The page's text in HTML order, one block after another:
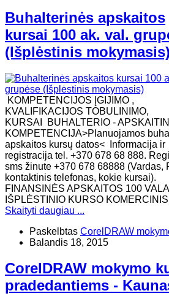
Buhalterinės apskaitos
kursai 100 ak. val.
(Išplėstinis mokymasis)
KOMPETENCIJOS ĮGIJIMO ,
KVALIFIKACIJOS TOBULINIMO,
KURSAI BUHALTERIO -
KOMPETENCIJA>Planuojamos
apskaitos kursų datos< Informacija ir
registracija tel. +370 678 68 888.
sms žinute +370 678 68888 (Vardas,
kontaktinis telefonas, kokie kursai).
FINANSINĖS APSKAITOS 100
IŠPLĖSTINIO KURSO
Skaityti daugiau ...
Paskelbtas CorelDRAW
Balandis 18, 2015
CorelDRAW mokymo
pradedantiems -